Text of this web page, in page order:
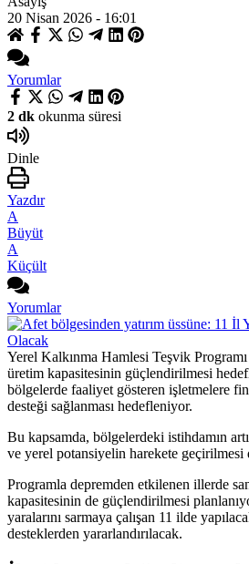
20 Nisan 2026 - 16:01
Yorumlar
2 dk okunma süresi
Dinle
Yazdır
A
Büyüt
A
Küçült
Yorumlar
Yerel Kalkınma Hamlesi Teşvik
üretim kapasitesinin güçlendirilmesi
bölgelerde faaliyet gösteren işletmelere
desteği sağlanması hedefleniyor.
Bu kapsamda, bölgelerdeki istihdamın
ve yerel potansiyelin harekete geçirilmesi
Programla depremden etkilenen illerde
kapasitesinin de güçlendirilmesi
yaralarını sarmaya çalışan 11 ilde
desteklerden yararlandırılacak.